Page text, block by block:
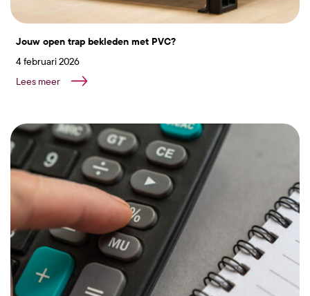
Jouw open trap bekleden met PVC?
4 februari 2026
Lees meer